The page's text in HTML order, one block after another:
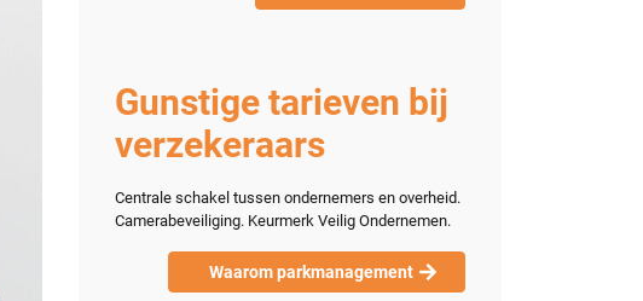
Gunstige tarieven bij
verzekeraars
Centrale schakel tussen ondernemers en overheid.
Camerabeveiliging. Keurmerk Veilig Ondernemen.
Waarom parkmanagement